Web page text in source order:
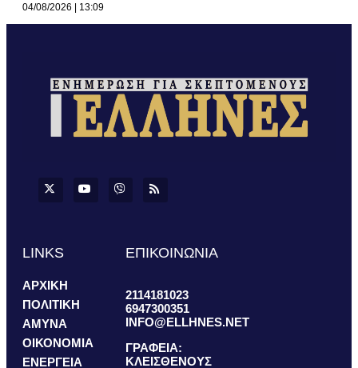
04/08/2026 13:09
LINKS
ΑΡΧΙΚΗ
ΠΟΛΙΤΙΚΗ
ΑΜΥΝΑ
ΟΙΚΟΝΟΜΙΑ
ΕΝΕΡΓΕΙΑ
ΕΠΙΚΟΙΝΩΝΙΑ
2114181023
6947300351
INFO@ELLHNES.NET
ΓΡΑΦΕΙΑ:
ΚΛΕΙΣΘΕΝΟΥΣ